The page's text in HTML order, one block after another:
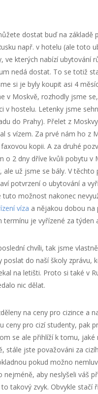
dostat buď na základě
např. v hotelu (ale toto
kterých nabízí ubytování
nedá dostat. To se totiž
si je byly koupit asi 4
v Moskvě, rozhodly jsme
v hostelu. Letenky jsme
do Prahy). Přelet z
s vízem. Za prvé nám ho z
kopii. A za druhé
o 2 dny dříve kvůli pobytu v
už jsme se bály. V těchto
potvrzení o ubytování a
možnost nakonec
víza a nějakou dobou
je vyřízené za týden
chvíli, tak jsme
do naší školy zprávu,
na letišti. Proto si také v
nic dělat.
na ceny pro cizince a
ceny pro cizí studenty, pak
se ale přihlíží k tomu, jaké
stále jste považováni za
pokud možno
aby neslyšeli váš
takový zvyk. Obvykle stačí